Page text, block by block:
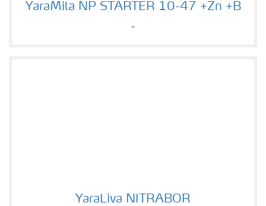
YaraMila NP STARTER 10-47 +Zn +B
-
YaraLiva NITRABOR